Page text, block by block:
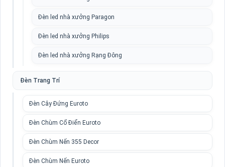
Đèn led nhà xưởng Paragon
Đèn led nhà xưởng Philips
Đèn led nhà xưởng Rạng Đông
Đèn Trang Trí
Đèn Cây Đứng Euroto
Đèn Chùm Cổ Điển Euroto
Đèn Chùm Nến 355 Decor
Đèn Chùm Nến Euroto